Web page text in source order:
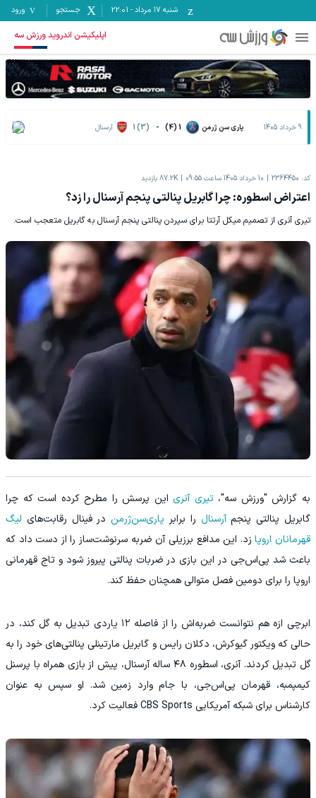
شنبه ۱۷ مرداد -
22:01 جستجو ورود
اپلیکیشن اندروید ورزش سه
9 خرداد 1405 پاری سن ژرمن 1 (4)
-
1 (3) آرسنال
کد: 2364450 10 خرداد 1405 ساعت 09:55 87.2K بازدید
اعتراض اسطوره: چرا گابریل پنالتی پنجم آرسنال را زد؟
تیری آنری از تصمیم میکل آرتتا برای سپردن پنالتی پنجم آرسنال به گابریل متعجب است.
به گزارش "ورزش سه"،تیری آنریاین پرسش را مطرح کرده است که چرا
گابریل پنالتی پنجمآرسنال را برابر پاری‌سن‌ژرمن در فینال رقابت‌های لیگ
قهرمانان اروپازد. این مدافع برزیلی آن ضربه سرنوشت‌ساز را از دست داد که
باعث شد پی‌اس‌جی در این بازی در ضربات پنالتی پیروز شود و تاج قهرمانی
اروپا را برای دومین فصل متوالی همچنان حفظ کند.
ابرچی ازه هم نتوانست ضربه‌اش را از فاصله ۱۲ یاردی تبدیل به گل کند، در
حالی که ویکتور گیوکرش، دکلان رایس و گابریل مارتینلی پنالتی‌های خود را به
گل تبدیل کردند. آنری، اسطوره ۴۸ ساله آرسنال، پیش از بازی همراه با پرسنل
کیمپمبه، قهرمان پی‌اس‌جی، با جام وارد زمین شد. او سپس به‌ عنوان
کارشناس برای شبکه آمریکایی CBS Sports فعالیت کرد.